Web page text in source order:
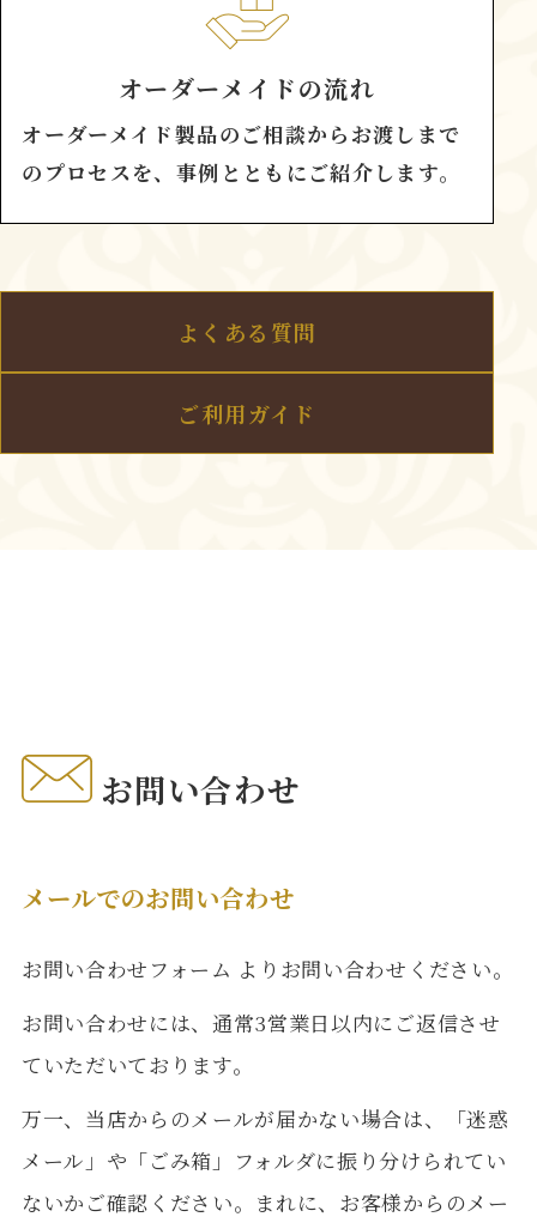
オーダーメイドの流れ
オーダーメイド製品のご相談からお渡しまで
のプロセスを、事例とともにご紹介します。
よくある質問
ご利用ガイド
お問い合わせ
メールでのお問い合わせ
お問い合わせフォーム よりお問い合わせください。
お問い合わせには、通常3営業日以内にご返信させ
ていただいております。
万一、当店からのメールが届かない場合は、「迷惑
メール」や「ごみ箱」フォルダに振り分けられてい
ないかご確認ください。まれに、お客様からのメー